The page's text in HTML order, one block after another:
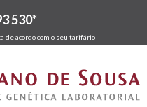
530*
de acordo com o seu tarifário